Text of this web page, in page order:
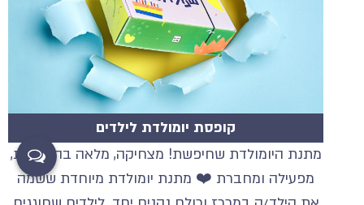
קופסת יומולדת לילדים
מתנת היומולדת שחיפשת! מצחיקה, מלאה בהפתעות,
מפעילה ומחברת ❤️ מתנת יומולדת מיוחדת ששמה